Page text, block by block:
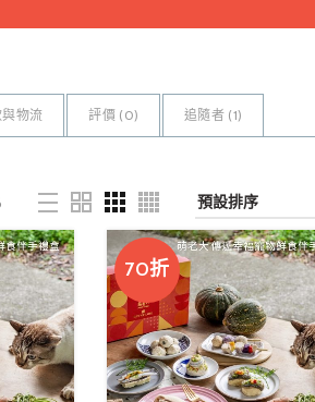
物流 評價 ( 0) 追隨者 (1)
70折